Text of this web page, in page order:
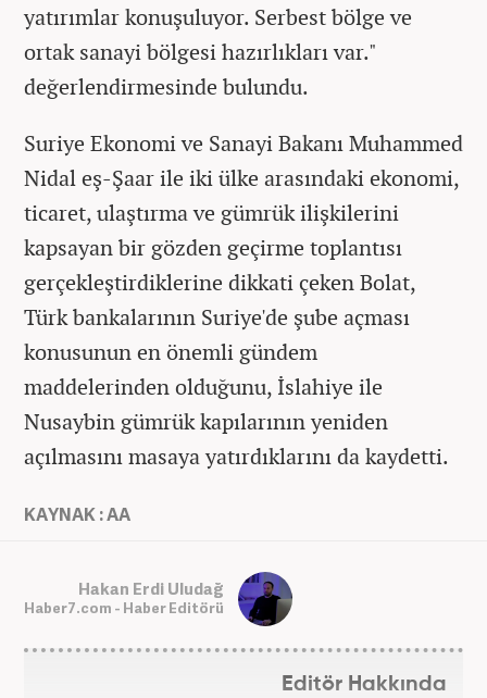
yatırımlar konuşuluyor. Serbest bölge ve
ortak sanayi bölgesi hazırlıkları var."
değerlendirmesinde bulundu.
Suriye Ekonomi ve Sanayi Bakanı Muhammed
Nidal eş-Şaar ile iki ülke arasındaki ekonomi,
ticaret, ulaştırma ve gümrük ilişkilerini
kapsayan bir gözden geçirme toplantısı
gerçekleştirdiklerine dikkati çeken Bolat,
Türk bankalarının Suriye'de şube açması
konusunun en önemli gündem
maddelerinden olduğunu, İslahiye ile
Nusaybin gümrük kapılarının yeniden
açılmasını masaya yatırdıklarını da kaydetti.
KAYNAK : AA
Hakan Erdi Uludağ
Haber7.com - Haber Editörü
Editör Hakkında